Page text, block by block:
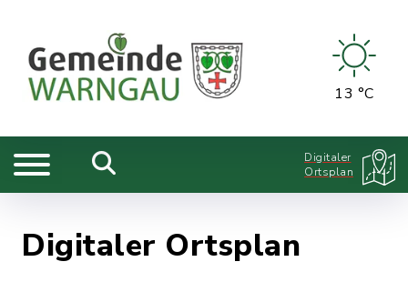
13 °C
Digitaler
Ortsplan
Digitaler Ortsplan